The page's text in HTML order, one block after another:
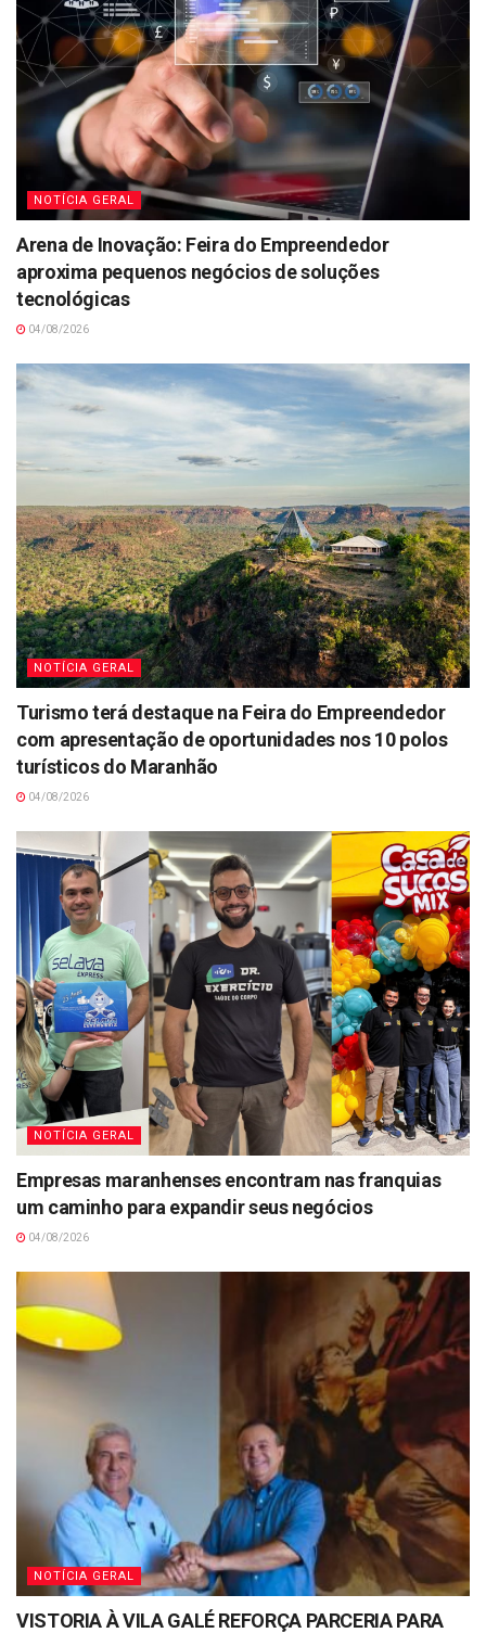
NOTÍCIA GERAL
Arena de Inovação: Feira do Empreendedor
aproxima pequenos negócios de soluções
tecnológicas
04/08/2026
NOTÍCIA GERAL
Turismo terá destaque na Feira do Empreendedor
com apresentação de oportunidades nos 10 polos
turísticos do Maranhão
04/08/2026
NOTÍCIA GERAL
Empresas maranhenses encontram nas franquias
um caminho para expandir seus negócios
04/08/2026
NOTÍCIA GERAL
VISTORIA À VILA GALÉ REFORÇA PARCERIA PARA